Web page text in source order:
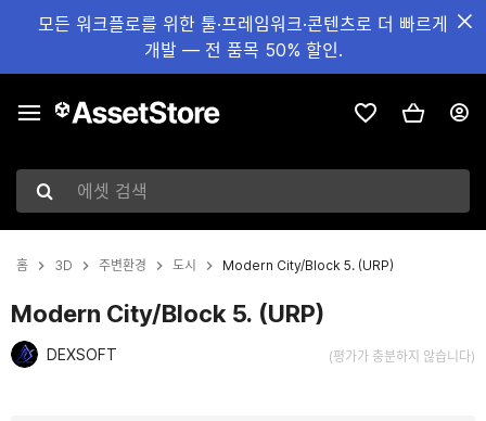
모든 워크플로를 위한 툴·프레임워크·콘텐츠로 더 빠르게
개발 — 전 품목 50% 할인.
에셋 검색
홈 3D 주변환경 도시 Modern City/Block 5. (URP)
Modern City/Block 5. (URP)
DEXSOFT (평가가 충분하지 않습니다)